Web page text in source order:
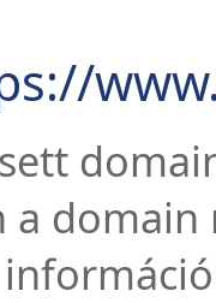
domain